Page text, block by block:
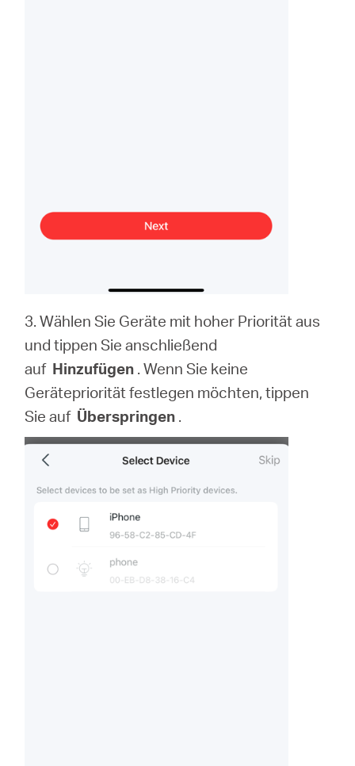
3. Wählen Sie Geräte mit hoher Priorität aus
und tippen Sie anschließend
auf Hinzufügen . Wenn Sie keine
Gerätepriorität festlegen möchten, tippen
Sie auf Überspringen .